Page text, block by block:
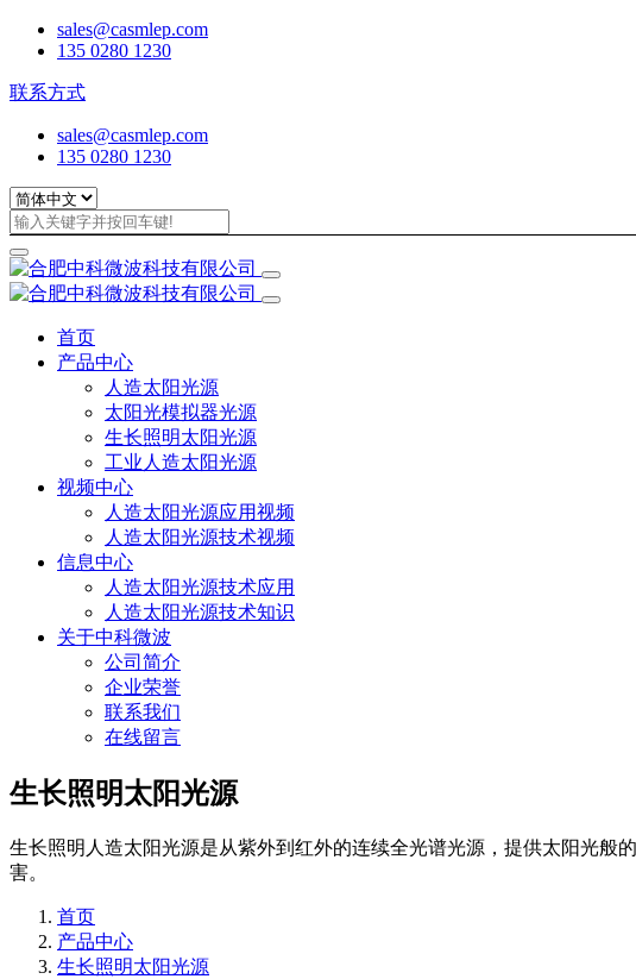
sales@casmlep.com
135 0280 1230
联系方式
sales@casmlep.com
135 0280 1230
首页
产品中心
人造太阳光源
太阳光模拟器光源
生长照明太阳光源
工业人造太阳光源
视频中心
人造太阳光源应用视频
人造太阳光源技术视频
信息中心
人造太阳光源技术应用
人造太阳光源技术知识
关于中科微波
公司简介
企业荣誉
联系我们
在线留言
生长照明太阳光源
生长照明人造太阳光源是从紫外到红外的连续全光谱光源，提供太阳光般
害。
首页
产品中心
生长照明太阳光源